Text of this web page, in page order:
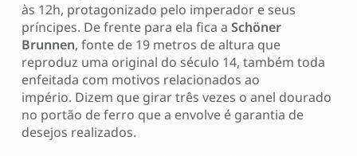
às 12h, protagonizado pelo imperador e seus
príncipes. De frente para ela fica a Schöner
Brunnen, fonte de 19 metros de altura que
reproduz uma original do século 14, também toda
enfeitada com motivos relacionados ao
império. Dizem que girar três vezes o anel dourado
no portão de ferro que a envolve é garantia de
desejos realizados.